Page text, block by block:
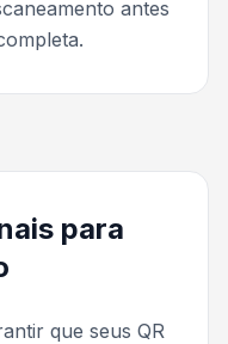
antes
para
que seus QR